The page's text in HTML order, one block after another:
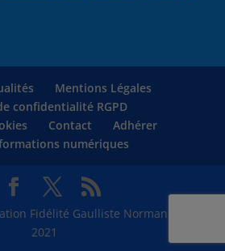
Mentions Légales
confidentialité RGPD
Contact
Adhérer
numériques
Fidélité Gaulliste Normandie
2021